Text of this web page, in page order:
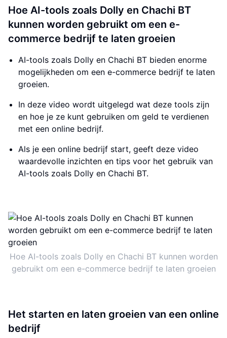
Hoe AI-tools zoals Dolly en Chachi BT
kunnen worden gebruikt om een ​​e-
commerce bedrijf te laten groeien
AI-tools zoals Dolly en Chachi BT bieden enorme
mogelijkheden om een e-commerce bedrijf te laten
groeien.
In deze video wordt uitgelegd wat deze tools zijn
en hoe je ze kunt gebruiken om geld te verdienen
met een online bedrijf.
Als je een online bedrijf start, geeft deze video
waardevolle inzichten en tips voor het gebruik van
AI-tools zoals Dolly en Chachi BT.
Hoe AI-tools zoals Dolly en Chachi BT kunnen worden
gebruikt om een ​​e-commerce bedrijf te laten groeien
Het starten en laten groeien van een online
bedrijf